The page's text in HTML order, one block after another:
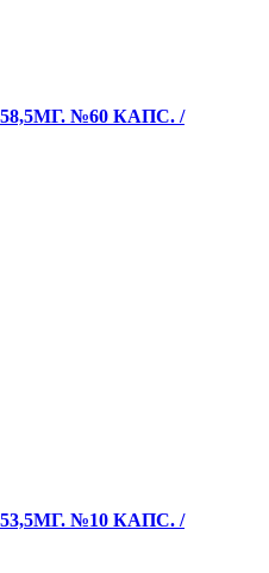
№60 КАПС. /
№10 КАПС. /